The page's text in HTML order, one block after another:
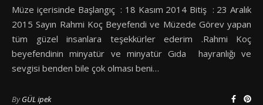
Müze içerisinde Başlangıç : 18 Kasım 2014 Bitiş : 23 Aralık
2015 Sayın Rahmi Koç Beyefendi ve Müzede Görev yapan
tüm güzel insanlara teşekkürler ederim .Rahmi Koç
beyefendinin minyatür ve minyatür Gıda hayranlığı ve
sevgisi benden bile çok olması beni…
ByGÜL ipek